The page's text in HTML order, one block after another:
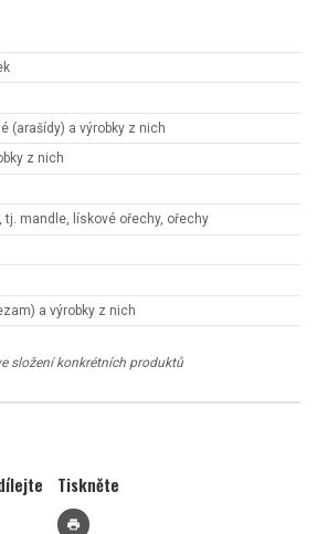
(arašídy) a výrobky z nich
z nich
tj. mandle, lískové ořechy, ořechy
a výrobky z nich
složení konkrétních produktů
Tiskněte
print